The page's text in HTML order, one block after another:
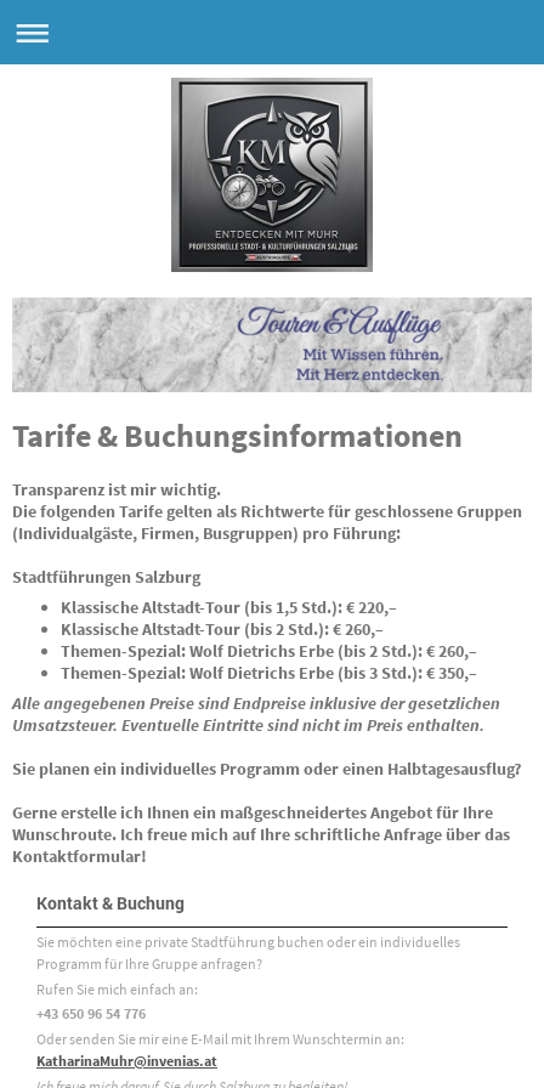
Tarife & Buchungsinformationen
Transparenz ist mir wichtig.
Die folgenden Tarife gelten als Richtwerte für geschlossene Gruppen
(Individualgäste, Firmen, Busgruppen) pro Führung:
Stadtführungen Salzburg
Klassische Altstadt-Tour (bis 1,5 Std.):€ 220,–
Klassische Altstadt-Tour (bis 2 Std.):€ 260,–
Themen-Spezial: Wolf Dietrichs Erbe (bis 2 Std.):€ 260,–
Themen-Spezial: Wolf Dietrichs Erbe (bis 3 Std.):€ 350,–
Alle angegebenen Preise sind Endpreise inklusive der gesetzlichen
Umsatzsteuer. Eventuelle Eintritte sind nicht im Preis enthalten.
Sie planen ein individuelles Programm oder einen Halbtagesausflug?
Gerne erstelle ich Ihnen ein maßgeschneidertes Angebot für Ihre
Wunschroute. Ich freue mich auf Ihre schriftliche Anfrage über das
Kontaktformular!
Kontakt & Buchung
Sie möchten eine private Stadtführung buchen oder ein individuelles
Programm für Ihre Gruppe anfragen?
Rufen Sie mich einfach an:
+43 650 96 54 776
Oder senden Sie mir eine E-Mail mit Ihrem Wunschtermin an:
KatharinaMuhr@invenias.at